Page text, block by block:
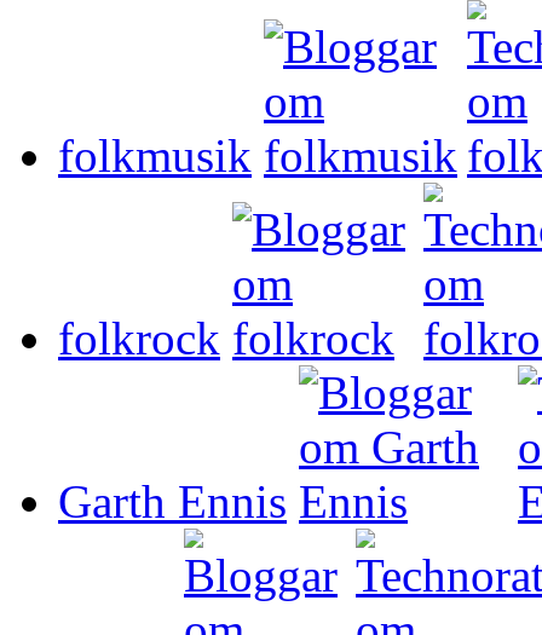
folkmusik
folkrock
Garth Ennis